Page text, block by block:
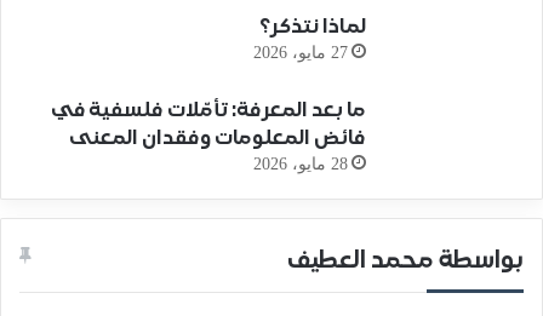
لماذا نتذكر؟
27 مايو، 2026
ما بعد المعرفة: تأمّلات فلسفية في
فائض المعلومات وفقدان المعنى
28 مايو، 2026
بواسطة محمد العطيف